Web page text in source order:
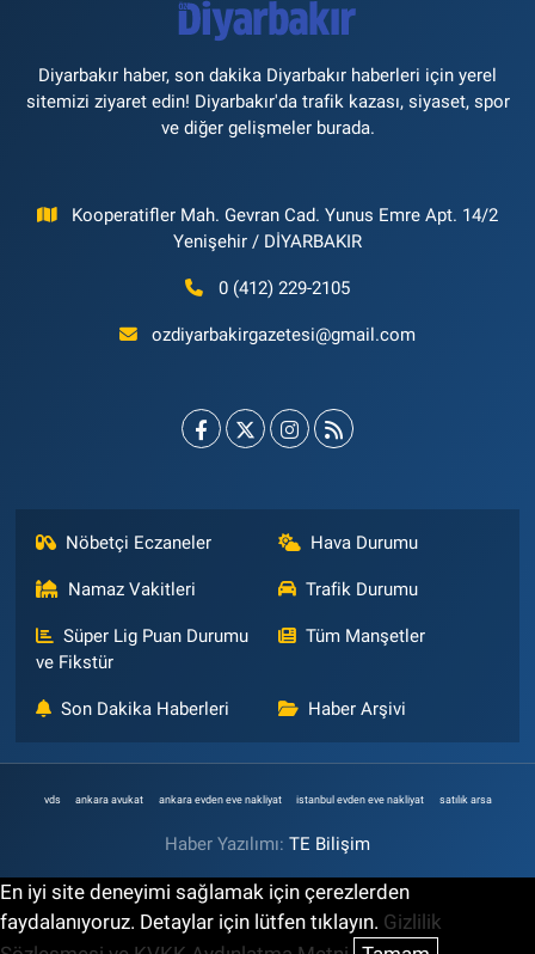
Diyarbakır haber, son dakika Diyarbakır haberleri için yerel
sitemizi ziyaret edin! Diyarbakır'da trafik kazası, siyaset, spor
ve diğer gelişmeler burada.
Kooperatifler Mah. Gevran Cad. Yunus Emre Apt. 14/2
Yenişehir / DİYARBAKIR
0 (412) 229-2105
ozdiyarbakirgazetesi@gmail.com
Nöbetçi Eczaneler Hava Durumu
Namaz Vakitleri Trafik Durumu
Süper Lig Puan Durumu
ve Fikstür
Tüm Manşetler
Son Dakika Haberleri Haber Arşivi
vds ankara avukat ankara evden eve nakliyat istanbul evden eve nakliyat satılık arsa
Haber Yazılımı: TE Bilişim
En iyi site deneyimi sağlamak için çerezlerden
faydalanıyoruz. Detaylar için lütfen tıklayın. Gizlilik